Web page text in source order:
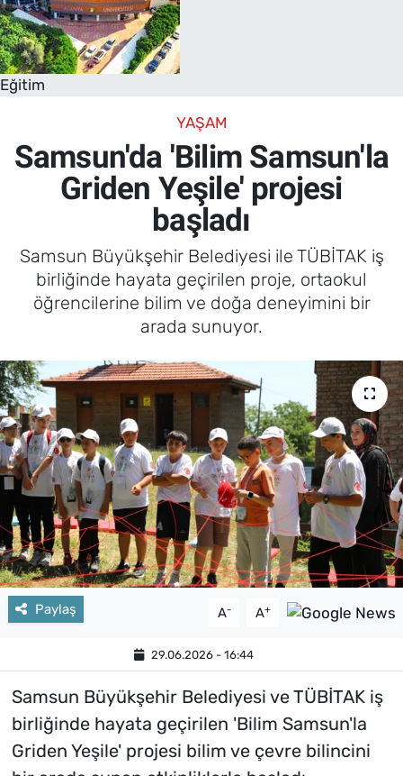
Eğitim
YAŞAM
Samsun'da 'Bilim Samsun'la
Griden Yeşile' projesi
başladı
Samsun Büyükşehir Belediyesi ile TÜBİTAK iş
birliğinde hayata geçirilen proje, ortaokul
öğrencilerine bilim ve doğa deneyimini bir
arada sunuyor.
Paylaş A- A+
29.06.2026 - 16:44
Samsun Büyükşehir Belediyesi ve TÜBİTAK iş
birliğinde hayata geçirilen 'Bilim Samsun'la
Griden Yeşile' projesi bilim ve çevre bilincini